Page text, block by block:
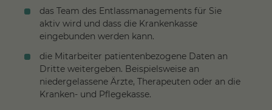
das Team des Entlassmanagements für Sie
aktiv wird und dass die Krankenkasse
eingebunden werden kann.
die Mitarbeiter patientenbezogene Daten an
Dritte weitergeben. Beispielsweise an
niedergelassene Ärzte, Therapeuten oder an die
Kranken- und Pflegekasse.